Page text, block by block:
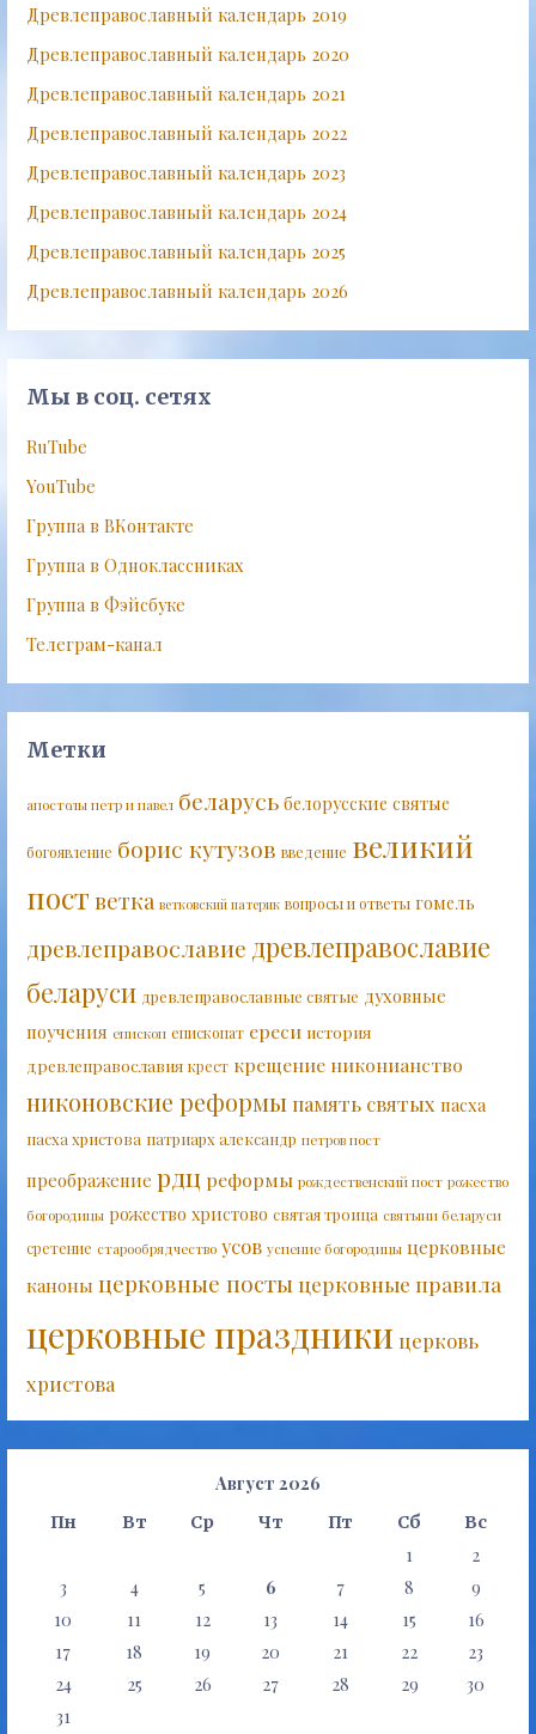
Древлеправославный календарь 2019
Древлеправославный календарь 2020
Древлеправославный календарь 2021
Древлеправославный календарь 2022
Древлеправославный календарь 2023
Древлеправославный календарь 2024
Древлеправославный календарь 2025
Древлеправославный календарь 2026
Мы в соц. сетях
RuTube
YouTube
Группа в ВКонтакте
Группа в Одноклассниках
Группа в Фэйсбуке
Телеграм-канал
Метки
апостолы петр и павел беларусь белорусские святые
богоявление борис кутузов введение великий
постветка ветковский патерик вопросы и ответы гомель
древлеправославие древлеправославие
беларуси древлеправославные святые духовные
поучения епископ епископат ереси история
древлеправославия крест крещение никонианство
никоновские реформыпамять святых пасха
пасха христова патриарх александр петров пост
преображение рдц реформы рождественский пост рожество
богородицы рожество христово святая троица святыни беларуси
сретение старообрядчество усов успение богородицы церковные
каноны церковные посты церковные правила
церковные праздникицерковь
христова
Август 2026
Пн Вт Ср Чт Пт Сб Вс
1
2
3
4 5 6 7 8
9
10
11 12 13 14 15
16
17
18 19 20 21 22
23
24
25 26 27 28 29
30
31